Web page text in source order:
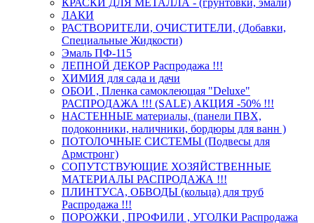
КРАСКИ ДЛЯ МЕТАЛЛА - (грунтовки, эмали)
ЛАКИ
РАСТВОРИТЕЛИ, ОЧИСТИТЕЛИ, (Добавки,
Специальные Жидкости)
Эмаль ПФ-115
ЛЕПНОЙ ДЕКОР Распродажа !!!
ХИМИЯ для сада и дачи
ОБОИ , Пленка самоклеющая "Deluxe"
РАСПРОДАЖА !!! (SALE) АКЦИЯ -50% !!!
НАСТЕННЫЕ материалы, (панели ПВХ,
подоконники, наличники, бордюры для ванн )
ПОТОЛОЧНЫЕ СИСТЕМЫ (Подвесы для
Армстронг)
СОПУТСТВУЮЩИЕ ХОЗЯЙСТВЕННЫЕ
МАТЕРИАЛЫ РАСПРОДАЖА !!!
ПЛИНТУСА, ОБВОДЫ (кольца) для труб
Распродажа !!!
ПОРОЖКИ , ПРОФИЛИ , УГОЛКИ Распродажа